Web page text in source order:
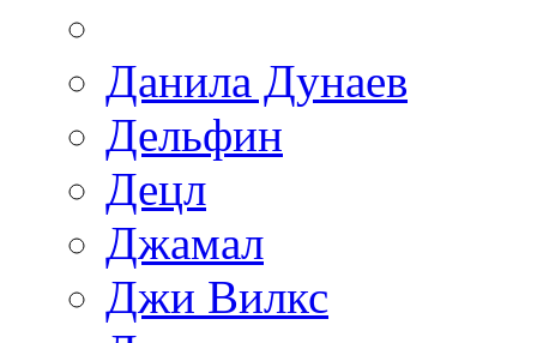
Данила Дунаев
Дельфин
Децл
Джамал
Джи Вилкс